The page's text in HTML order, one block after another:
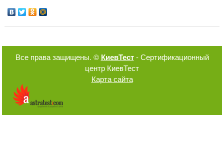
Все права защищены. © КиевТест- Сертификационный
центр КиевТест
Карта сайта